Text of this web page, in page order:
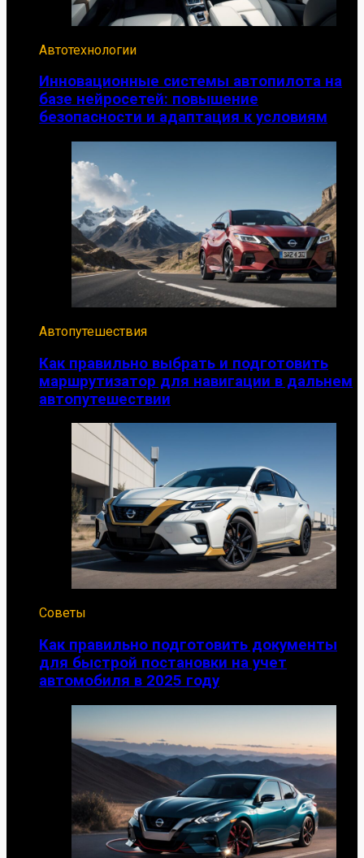
Автотехнологии
Инновационные системы автопилота на
базе нейросетей: повышение
безопасности и адаптация к условиям
Автопутешествия
Как правильно выбрать и подготовить
маршрутизатор для навигации в дальнем
автопутешествии
Советы
Как правильно подготовить документы
для быстрой постановки на учет
автомобиля в 2025 году